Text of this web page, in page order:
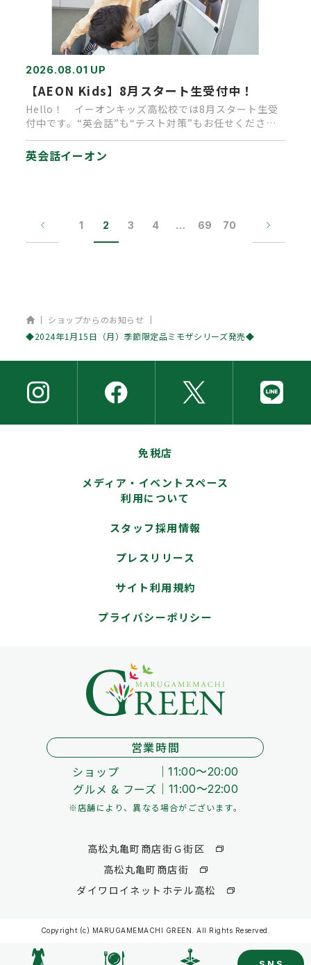
2026.08.01 UP
【AEON Kids】8月スタート生受付中！
Hello！ イーオンキッズ高松校では8月スタート生受
付中です。“英会話”も“テスト対策”もお任せくださ
英会話イーオン
1 2 3 4 … 69 70
ホーム
ショップからのお知らせ
◆2024年1月15日（月）季節限定品ミモザシリーズ発売◆
免税店
メディア・イベントスペース
利用について
スタッフ採用情報
プレスリリース
サイト利用規約
プライバシーポリシー
営業時間
ショップ
11:00～20:00
グルメ & フーズ 11:00～22:00
※店舗により、異なる場合がございます。
高松丸亀町商店街Ｇ街区
高松丸亀町商店街
ダイワロイネットホテル高松
Copyright (c) MARUGAMEMACHI GREEN. All Rights Reserved.